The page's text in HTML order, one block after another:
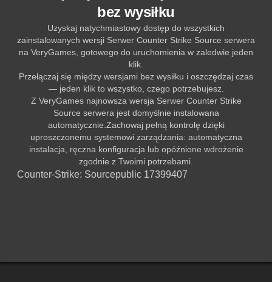
bez wysiłku
Uzyskaj natychmiastowy dostęp do wszystkich
zainstalowanych wersji Serwer Counter Strike Source serwera
na VeryGames, gotowego do uruchomienia w zaledwie jeden
klik.
Przełączaj się między wersjami bez wysiłku i oszczędzaj czas
— jeden klik to wszystko, czego potrzebujesz.
Z VeryGames najnowsza wersja Serwer Counter Strike
Source serwera jest domyślnie instalowana
automatycznie.Zachowaj pełną kontrolę dzięki
uproszczonemu systemowi zarządzania: automatyczna
instalacja, ręczna konfiguracja lub opóźnione wdrożenie
zgodnie z Twoimi potrzebami.
Counter-Strike: Sourcepublic 17399407